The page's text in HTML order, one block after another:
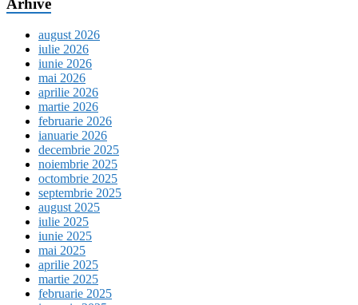
Arhive
august 2026
iulie 2026
iunie 2026
mai 2026
aprilie 2026
martie 2026
februarie 2026
ianuarie 2026
decembrie 2025
noiembrie 2025
octombrie 2025
septembrie 2025
august 2025
iulie 2025
iunie 2025
mai 2025
aprilie 2025
martie 2025
februarie 2025